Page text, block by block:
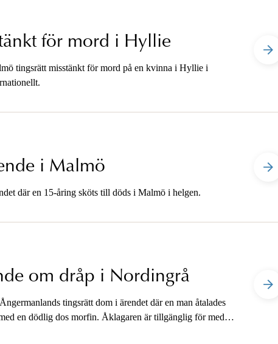
för mord i Hyllie
tingsrätt misstänkt för mord på en kvinna i Hyllie i
i Malmö
där en 15-åring sköts till döds i Malmö i helgen.
om dråp i Nordingrå
tingsrätt dom i ärendet där en man åtalades
en dödlig dos morfin. Åklagaren är tillgänglig för media